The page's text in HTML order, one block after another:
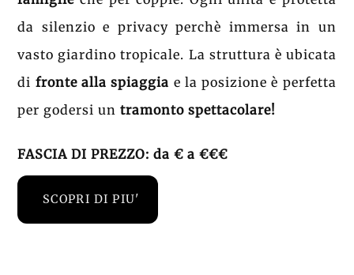
da silenzio e privacy perchè immersa in un
vasto giardino tropicale. La struttura è ubicata
di fronte alla spiaggia e la posizione è perfetta
per godersi untramonto spettacolare!
FASCIA DI PREZZO: da € a €€€
SCOPRI DI PIU'